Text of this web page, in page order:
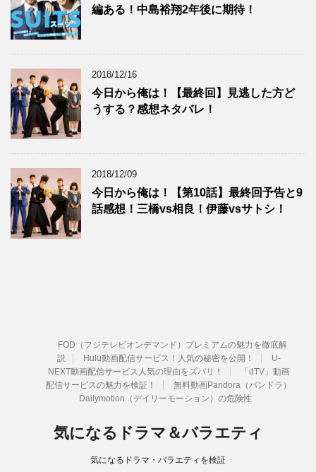
編ある！中島裕翔2年後に期待！
2018/12/16
今日から俺は！【最終回】見逃した方ど
うする？感想ネタバレ！
2018/12/09
今日から俺は！【第10話】最終回予告と9
話感想！三橋vs相良！伊藤vsサトシ！
FOD（フジテレビオンデマンド）プレミアムの魅力を徹底解
説
Hulu動画配信サービス！人気の秘密を公開！
U-
NEXT動画配信サービス人気の理由をズバリ！
「dTV」動画
配信サービスの魅力を検証！
無料動画Pandora（パンドラ）
Dailymotion（デイリーモーション）の危険性
気になるドラマ＆バラエティ
気になるドラマ・バラエティを検証